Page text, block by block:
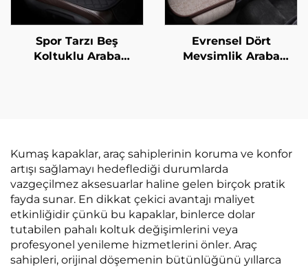
Spor Tarzı Beş
Koltuklu Araba
Evrensel Dört
Mevsimlik Araba
Kumaş kapaklar, araç sahiplerinin koruma ve konfor
artışı sağlamayı hedeflediği durumlarda
vazgeçilmez aksesuarlar haline gelen birçok pratik
fayda sunar. En dikkat çekici avantajı maliyet
etkinliğidir çünkü bu kapaklar, binlerce dolar
tutabilen pahalı koltuk değişimlerini veya
profesyonel yenileme hizmetlerini önler. Araç
sahipleri, orijinal döşemenin bütünlüğünü yıllarca